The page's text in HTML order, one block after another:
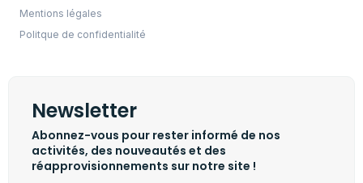
Mentions légales
Politque de confidentialité
Newsletter
Abonnez-vous pour rester informé de nos
activités, des nouveautés et des
réapprovisionnements sur notre site !